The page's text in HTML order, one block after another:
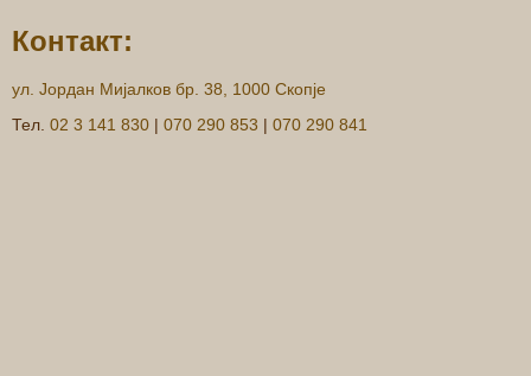
Контакт:
ул. Јордан Мијалков бр. 38, 1000 Скопје
Тел. 02 3 141 830 | 070 290 853 | 070 290 841